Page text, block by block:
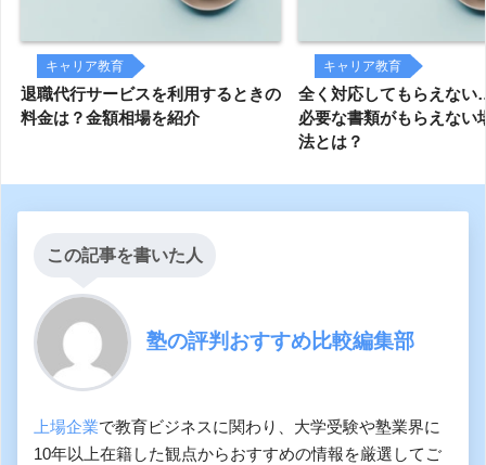
キャリア教育
退職代行サービスを利用するときの
料金は？金額相場を紹介
キャリア教育
全く対応してもらえな
必要な書類がもらえない
法とは？
この記事を書いた人
塾の評判おすすめ比較編集部
上場企業で教育ビジネスに関わり、大学受験や塾業界に
10年以上在籍した観点からおすすめの情報を厳選してご